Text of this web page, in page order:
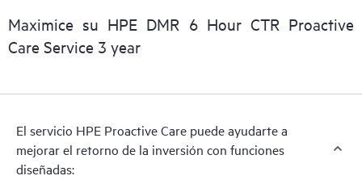
incidente. Puedes elegir entre diferentes niveles de soporte
reactivo de hardware para satisfacer tus necesidades operativas
y empresariales.
HPE Proactive Care incluye análisis de las versiones de
proporcionándote una lista de recomendaciones para que tu
infraestructura con cobertura HPE Proactive Care permanezca
en los niveles de revisión recomendados. Recibirás un análisis
Maximice su HPE DMR 6 Hour CTR Proactive
Care Service 3 year
El servicio HPE Proactive Care puede ayudarte a
mejorar el retorno de la inversión con funciones
diseñadas: